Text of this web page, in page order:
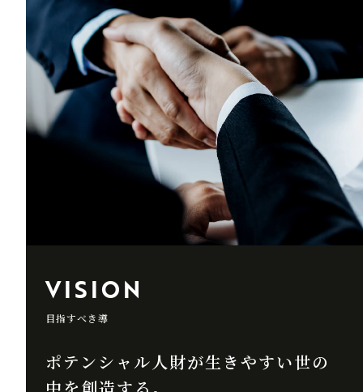
VISION
目指すべき導
ポテンシャル人財が生きやすい世の